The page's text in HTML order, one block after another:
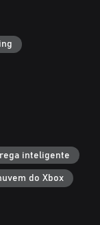
inteligente
do Xbox